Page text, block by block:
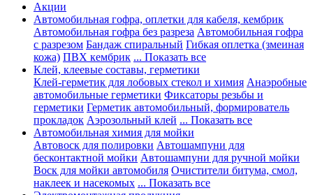
Акции
Автомобильная гофра, оплетки для кабеля, кембрик
Автомобильная гофра без разреза Автомобильная гофра
с разрезом Бандаж спиральный Гибкая оплетка (змеиная
кожа) ПВХ кембрик ... Показать все
Клей, клеевые составы, герметики
Клей-герметик для лобовых стекол и химия Анаэробные
автомобильные герметики Фиксаторы резьбы и
герметики Герметик автомобильный, формирователь
прокладок Аэрозольный клей ... Показать все
Автомобильная химия для мойки
Автовоск для полировки Автошампуни для
бесконтактной мойки Автошампуни для ручной мойки
Воск для мойки автомобиля Очистители битума, смол,
наклеек и насекомых ... Показать все